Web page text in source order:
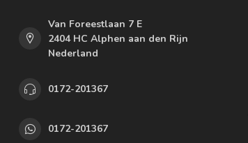
Van Foreestlaan 7 E
2404 HC Alphen aan den Rijn
Nederland
0172-201367
0172-201367